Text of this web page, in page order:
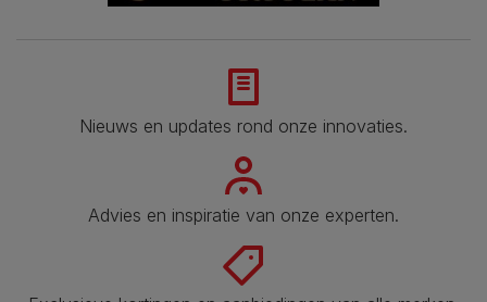
Nieuws en updates rond onze innovaties.
Advies en inspiratie van onze experten.